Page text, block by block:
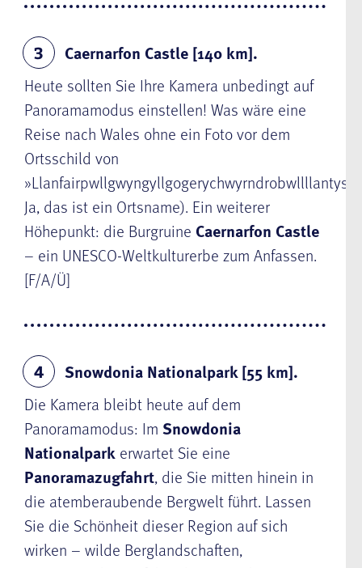
3
Caernarfon Castle [140 km].
Heute sollten Sie Ihre Kamera unbedingt auf
Panoramamodus einstellen! Was wäre eine
Reise nach Wales ohne ein Foto vor dem
Ortsschild von
Ja, das ist ein Ortsname). Ein weiterer
Höhepunkt: die Burgruine Caernarfon Castle
– ein UNESCO-Weltkulturerbe zum Anfassen.
[F/A/Ü]
4
Snowdonia Nationalpark [55 km].
Die Kamera bleibt heute auf dem
Panoramamodus: Im Snowdonia
Nationalpark erwartet Sie eine
Panoramazugfahrt, die Sie mitten hinein in
die atemberaubende Bergwelt führt. Lassen
Sie die Schönheit dieser Region auf sich
wirken – wilde Berglandschaften,